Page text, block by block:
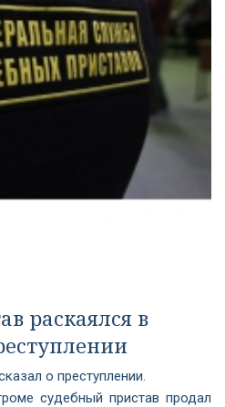
раскаялся в
о преступлении.
судебный пристав продал